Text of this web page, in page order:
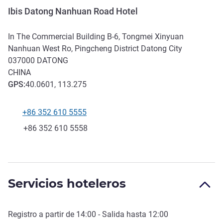
Ibis Datong Nanhuan Road Hotel
In The Commercial Building B-6, Tongmei Xinyuan
Nanhuan West Ro, Pingcheng District Datong City
037000 DATONG
CHINA
GPS:40.0601, 113.275
Teléfono
+86 352 610 5555
Fax
+86 352 610 5558
Servicios hoteleros
Registro a partir de 14:00 - Salida hasta 12:00